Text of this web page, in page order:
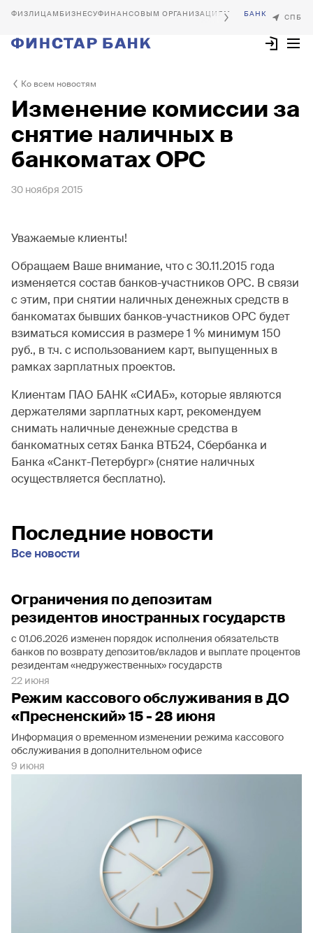
БИЗНЕСУФИНАНСОВЫМ ОРГАНИЗАЦИЯМ
Ко всем новостям
Изменение комиссии за
снятие наличных в
банкоматах ОРС
30 ноября 2015
Уважаемые клиенты!
Обращаем Ваше внимание, что с 30.11.2015 года
изменяется состав банков-участников ОРС. В связи
с этим, при снятии наличных денежных средств в
банкоматах бывших банков-участников ОРС будет
взиматься комиссия в размере 1 % минимум 150
руб., в т.ч. с использованием карт, выпущенных в
рамках зарплатных проектов.
Клиентам ПАО БАНК «СИАБ», которые являются
держателями зарплатных карт, рекомендуем
снимать наличные денежные средства в
банкоматных сетях Банка ВТБ24, Сбербанка и
Банка «Санкт-Петербург» (снятие наличных
осуществляется бесплатно).
Последние новости
Все новости
Ограничения по депозитам
резидентов иностранных государств
с 01.06.2026 изменен порядок исполнения обязательств
банков по возврату депозитов/вкладов и выплате процентов
резидентам «недружественных» государств
22 июня
Режим кассового обслуживания в ДО
«Пресненский» 15 - 28 июня
Информация о временном изменении режима кассового
обслуживания в дополнительном офисе
9 июня